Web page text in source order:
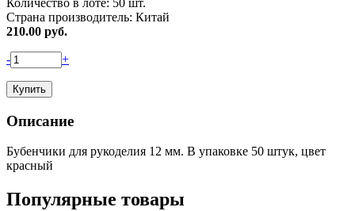
Страна производитель: Китай
210.00 руб.
- +
Описание
Бубенчики для рукоделия 12 мм. В упаковке 50 штук, цвет
красный
Популярные товары